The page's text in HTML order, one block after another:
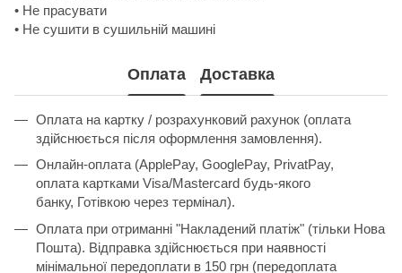
• Не прасувати
• Не сушити в сушильній машині
Оплата Доставка
Оплата на картку / розрахунковий рахунок (оплата
здійснюється після оформлення замовлення).
Онлайн-оплата (ApplePay, GooglePay, PrivatPay,
оплата картками Visa/Mastercard будь-якого
банку, Готівкою через термінал).
Оплата при отриманні "Накладений платіж" (тільки Нова
Пошта). Відправка здійснюється при наявності
мінімальної передоплати в 150 грн (передоплата